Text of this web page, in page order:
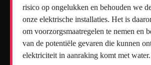
risico op ongelukken en behouden we
onze elektrische installaties. Het is
om voorzorgsmaatregelen te nemen en
van de potentiële gevaren die kunnen
elektriciteit in aanraking komt met water.